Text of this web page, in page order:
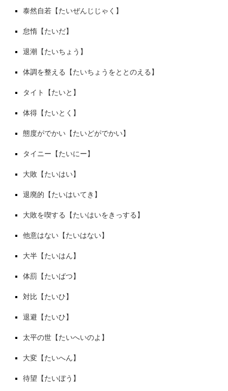
泰然自若【たいぜんじじゃく】
怠惰【たいだ】
退潮【たいちょう】
体調を整える【たいちょうをととのえる】
タイト【たいと】
体得【たいとく】
態度がでかい【たいどがでかい】
タイニー【たいにー】
大敗【たいはい】
退廃的【たいはいてき】
大敗を喫する【たいはいをきっする】
他意はない【たいはない】
大半【たいはん】
体罰【たいばつ】
対比【たいひ】
退避【たいひ】
太平の世【たいへいのよ】
大変【たいへん】
待望【たいぼう】